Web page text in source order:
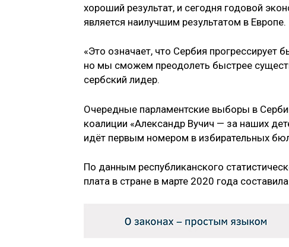
хороший результат, и сегодня годовой
является наилучшим результатом в Европе.
«Это означает, что Сербия
но мы сможем преодолеть быстрее
сербский лидер.
Очередные парламентские выборы в
коалиции «Александр Вучич — за наших
идёт первым номером в избирательных
По данным республиканского
плата в стране в марте 2020 года